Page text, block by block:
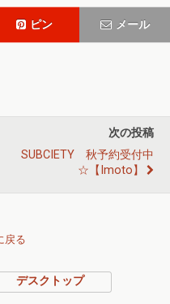
ピン メール
次の投稿
SUBCIETY 秋予約受付中
☆【imoto】
戻る
デスクトップ